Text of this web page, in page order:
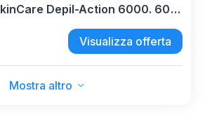
Depil-Action 6000. 60
Autonomia 60 min,
Design Ergonomico,
Visualizza offerta
Mostra altro